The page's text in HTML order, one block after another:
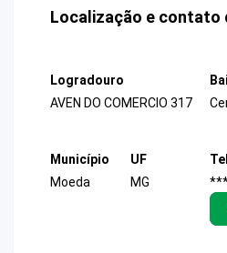
Localização e contato
Logradouro
AVEN DO COMERCIO 317
Município
Moeda
UF
MG